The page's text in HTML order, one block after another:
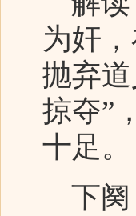
为奸
抛弃
掠夺”
十足。
下阕